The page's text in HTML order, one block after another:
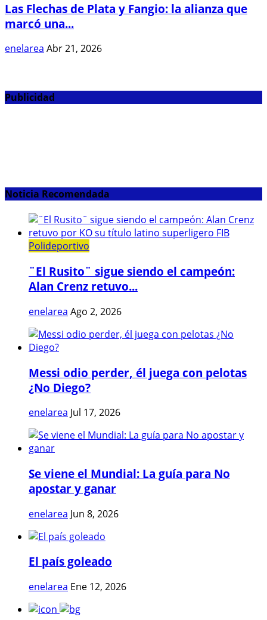
Las Flechas de Plata y Fangio: la alianza que
marcó una...
enelarea Abr 21, 2026
Publicidad
Noticia Recomendada
Polideportivo
¨El Rusito¨ sigue siendo el campeón:
Alan Crenz retuvo...
enelarea Ago 2, 2026
Messi odio perder, él juega con pelotas
¿No Diego?
enelarea Jul 17, 2026
Se viene el Mundial: La guía para No
apostar y ganar
enelarea Jun 8, 2026
El país goleado
enelarea Ene 12, 2026